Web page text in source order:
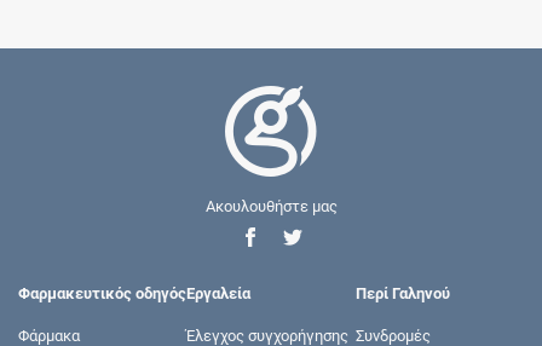
Ακουλουθήστε μας
Φαρμακευτικός οδηγός
Φάρμακα
Εργαλεία
Έλεγχος συγχορήγησης
Περί Γαληνού
Συνδρομές